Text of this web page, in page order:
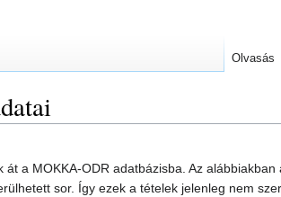
a MOKKA-ODR adatbázisba. Az
sor. Így ezek a tételek jelenleg nem
Olvasás